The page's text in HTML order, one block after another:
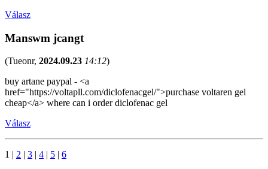
Válasz
Manswm jcangt
(Tueonr, 2024.09.23 14:12)
buy artane paypal - <a
href="https://voltapll.com/diclofenacgel/">purchase voltaren gel
cheap</a> where can i order diclofenac gel
Válasz
1 | 2 | 3 | 4 | 5 | 6